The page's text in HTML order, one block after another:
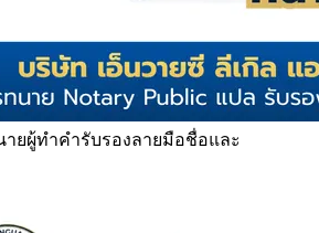
ายผู้ทำคำรับรองลายมือชื่อและ